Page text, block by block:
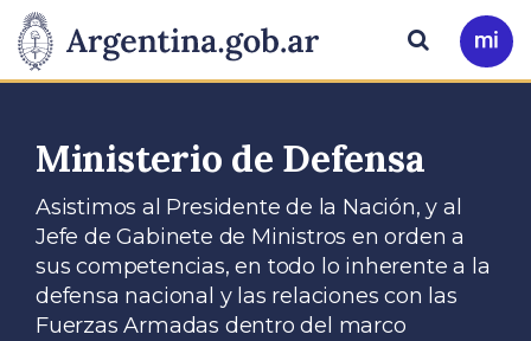
Presidencia
de
Nación
Pasar al contenido principal
Ir
a
Buscar
Ministerio de Defensa
Asistimos al Presidente de la Nación, y al
Jefe de Gabinete de Ministros en orden a
sus competencias, en todo lo inherente a la
defensa nacional y las relaciones con las
Fuerzas Armadas dentro del marco